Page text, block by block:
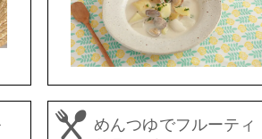
めんつゆでフルーティ